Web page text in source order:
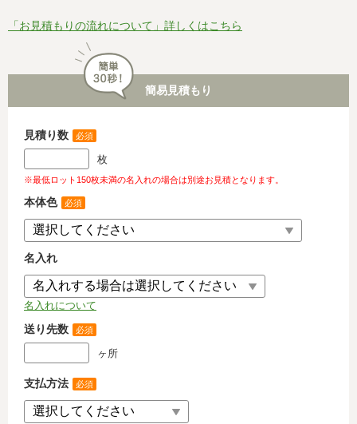
「お見積もりの流れについて」詳しくはこちら
簡易見積もり
見積り数 必須
枚
※最低ロット150枚未満の名入れの場合は別途お見積となります。
本体色 必須
名入れ
名入れについて
送り先数 必須
ヶ所
支払方法 必須